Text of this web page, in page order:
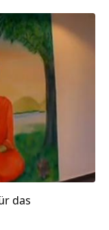
das